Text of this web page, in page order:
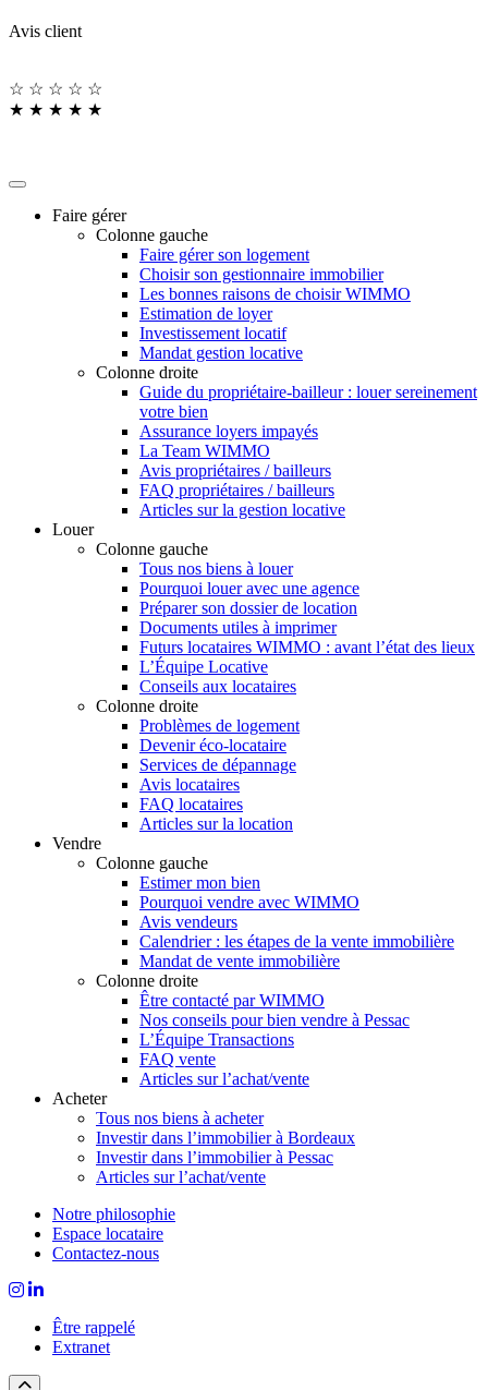
Avis client
☆ ☆ ☆ ☆ ☆
★ ★ ★ ★ ★
Faire gérer
Colonne gauche
Faire gérer son logement
Choisir son gestionnaire immobilier
Les bonnes raisons de choisir WIMMO
Estimation de loyer
Investissement locatif
Mandat gestion locative
Colonne droite
Guide du propriétaire-bailleur : louer sereinement
votre bien
Assurance loyers impayés
La Team WIMMO
Avis propriétaires / bailleurs
FAQ propriétaires / bailleurs
Articles sur la gestion locative
Louer
Colonne gauche
Tous nos biens à louer
Pourquoi louer avec une agence
Préparer son dossier de location
Documents utiles à imprimer
Futurs locataires WIMMO : avant l’état des lieux
L’Équipe Locative
Conseils aux locataires
Colonne droite
Problèmes de logement
Devenir éco-locataire
Services de dépannage
Avis locataires
FAQ locataires
Articles sur la location
Vendre
Colonne gauche
Estimer mon bien
Pourquoi vendre avec WIMMO
Avis vendeurs
Calendrier : les étapes de la vente immobilière
Mandat de vente immobilière
Colonne droite
Être contacté par WIMMO
Nos conseils pour bien vendre à Pessac
L’Équipe Transactions
FAQ vente
Articles sur l’achat/vente
Acheter
Tous nos biens à acheter
Investir dans l’immobilier à Bordeaux
Investir dans l’immobilier à Pessac
Articles sur l’achat/vente
Notre philosophie
Espace locataire
Contactez-nous
Être rappelé
Extranet